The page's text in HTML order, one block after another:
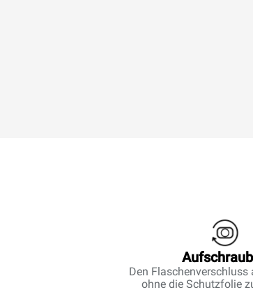
Den Flaschenverschluss
ohne die Schutzfolie